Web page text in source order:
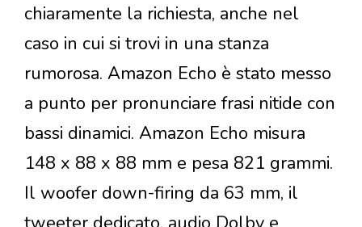
chiaramente la richiesta, anche nel
caso in cui si trovi in una stanza
rumorosa. Amazon Echo è stato messo
a punto per pronunciare frasi nitide con
bassi dinamici. Amazon Echo misura
148 x 88 x 88 mm e pesa 821 grammi.
Il woofer down-firing da 63 mm, il